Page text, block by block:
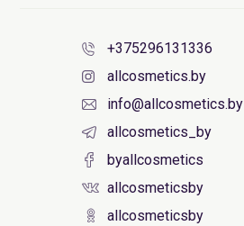
+375296131336
allcosmetics.by
info@allcosmetics.by
allcosmetics_by
byallcosmetics
allcosmeticsby
allcosmeticsby